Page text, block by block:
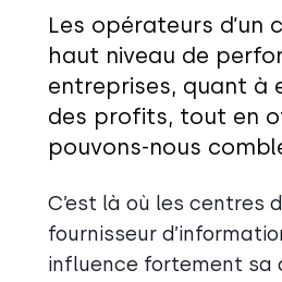
Les opérateurs d’un
haut niveau de
entreprises, quant à
des profits, tout en
pouvons-nous
C’est là où les centres
fournisseur
influence fortement sa